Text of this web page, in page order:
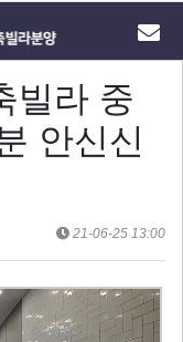
빌라 중
안신신
21-06-25 13:00